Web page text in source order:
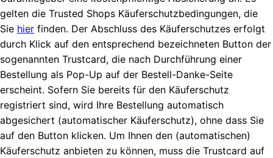
gelten die Trusted Shops Käuferschutzbedingungen, die
Sie hier finden. Der Abschluss des Käuferschutzes erfolgt
durch Klick auf den entsprechend bezeichneten Button der
sogenannten Trustcard, die nach Durchführung einer
Bestellung als Pop-Up auf der Bestell-Danke-Seite
erscheint. Sofern Sie bereits für den Käuferschutz
registriert sind, wird Ihre Bestellung automatisch
abgesichert (automatischer Käuferschutz), ohne dass Sie
auf den Button klicken. Um Ihnen den (automatischen)
Käuferschutz anbieten zu können, muss die Trustcard auf